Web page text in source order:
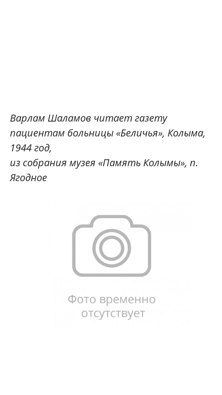
Варлам Шаламов читает газету
пациентам больницы «Беличья», Колыма,
1944 год,
из собрания музея «Память Колымы», п.
Ягодное